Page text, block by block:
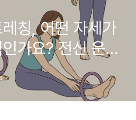
칭, 어떤 자세가
가요? 전신 운동